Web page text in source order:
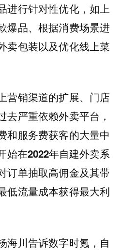
进行针对性优化，如上
爆品、根据消费场景进
卖包装以及优化线上菜
营销渠道的扩展、门店
去严重依赖外卖平台，
和服务费获客的大量中
始在2022年自建外卖系
订单抽取高佣金及其带
低流量成本获得最大利
海川告诉数字时氪，自